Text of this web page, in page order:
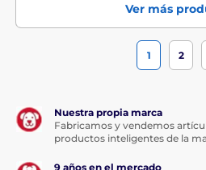
Ver más
1 2
Nuestra propia marca
Fabricamos y vendemos
productos inteligentes de la
9 años en el mercado